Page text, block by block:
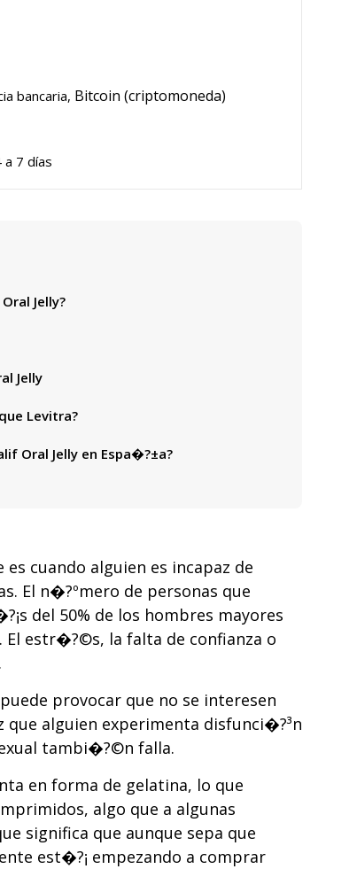
bancaria, Bitcoin (criptomoneda)
a 7 días
Jelly?
Jelly
Levitra?
Oral Jelly en Espa�?±a?
cuando alguien es incapaz de
El n�?ºmero de personas que
del 50% de los hombres mayores
estr�?©s, la falta de confianza o
provocar que no se interesen
que alguien experimenta disfunci�?³n
tambi�?©n falla.
en forma de gelatina, lo que
algo que a algunas
significa que aunque sepa que
est�?¡ empezando a comprar